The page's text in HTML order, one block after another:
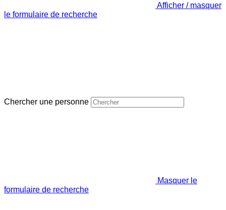
Afficher / masquer
le formulaire de recherche
Chercher une personne
Masquer le
formulaire de recherche